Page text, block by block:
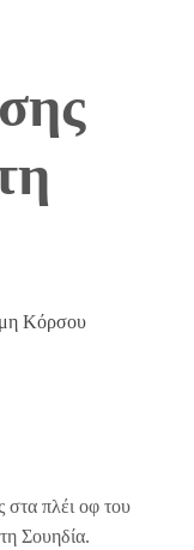
Κόρσου
πλέι οφ του
Σουηδία.